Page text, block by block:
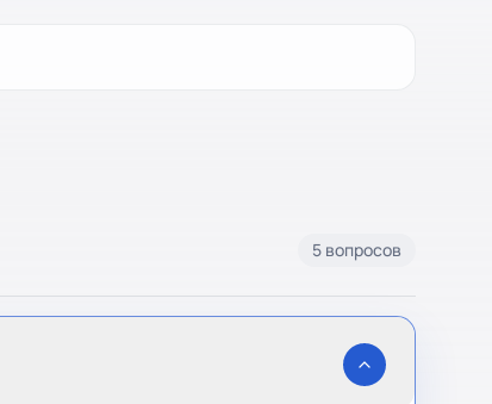
5 вопросов